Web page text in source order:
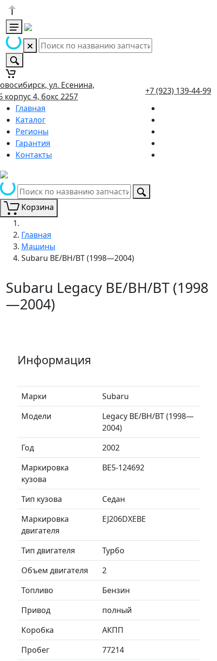
ул. Есенина,
корпус 4, бокс 2257
+7 (923) 139-44-99
Главная
Каталог
Регионы
Гарантия
Контакты
Корзина
Главная
Машины
Subaru BE/BH/BT (1998—2004)
Subaru Legacy BE/BH/BT (1998
—2004)
Информация
Марки
Subaru
Модели
Legacy BE/BH/BT (1998—
2004)
Год
2002
Маркировка
кузова
BE5-124692
Тип кузова
Седан
Маркировка
двигателя
EJ206DXEBE
Тип двигателя
Турбо
Объем двигателя
2
Топливо
Бензин
Привод
полный
Коробка
АКПП
Пробег
77214